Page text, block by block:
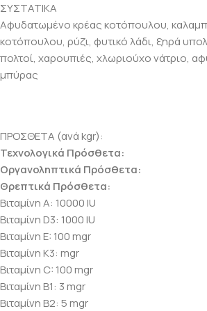
ΣΥΣΤΑΤΙΚΑ
Αφυδατωμένο κρέας κοτόπουλου,
κοτόπουλου, ρύζι, φυτικό λάδι, ξηρά
πολτοί, χαρουπιές, χλωριούχο νάτριο,
μπύρας
ΠΡΟΣΘΕΤΑ (ανά kgr):
Τεχνολογικά Πρόσθετα:
Οργανοληπτικά Πρόσθετα:
Θρεπτικά Πρόσθετα:
Βιταμίνη Α: 10000 IU
Βιταμίνη D3: 1000 IU
Βιταμίνη E: 100 mgr
Βιταμίνη Κ3: mgr
Βιταμίνη C: 100 mgr
Βιταμίνη B1: 3 mgr
Βιταμίνη B2: 5 mgr